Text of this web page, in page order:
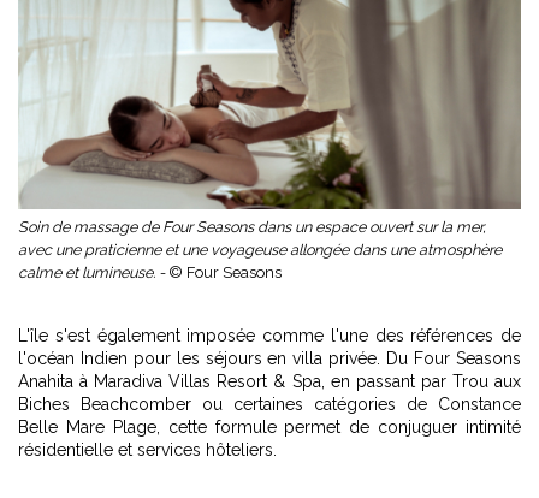
Soin de massage de Four Seasons dans un espace ouvert sur la mer,
avec une praticienne et une voyageuse allongée dans une atmosphère
calme et lumineuse. - © Four Seasons
L'île s'est également imposée comme l'une des références de
l'océan Indien pour les séjours en villa privée. Du Four Seasons
Anahita à Maradiva Villas Resort & Spa, en passant par Trou aux
Biches Beachcomber ou certaines catégories de Constance
Belle Mare Plage, cette formule permet de conjuguer intimité
résidentielle et services hôteliers.